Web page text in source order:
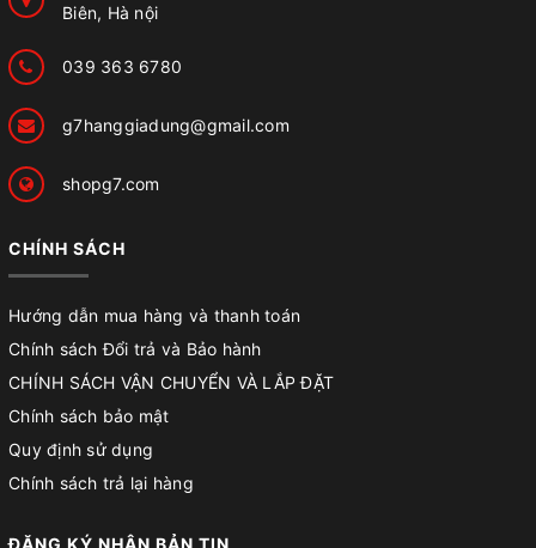
Biên, Hà nội
039 363 6780
g7hanggiadung@gmail.com
shopg7.com
CHÍNH SÁCH
Hướng dẫn mua hàng và thanh toán
Chính sách Đổi trả và Bảo hành
CHÍNH SÁCH VẬN CHUYỂN VÀ LẮP ĐẶT
Chính sách bảo mật
Quy định sử dụng
Chính sách trả lại hàng
ĐĂNG KÝ NHẬN BẢN TIN